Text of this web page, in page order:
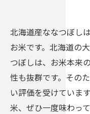
北海道産ななつぼし
お米です。北海道の
つぼしは、お米本来
性も抜群です。その
い評価を受けていま
米、ぜひ一度味わっ